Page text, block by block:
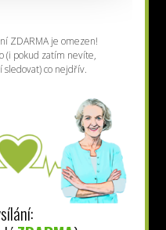
ZDARMA je omezen!
(i pokud zatím nevíte,
co nejdřív.